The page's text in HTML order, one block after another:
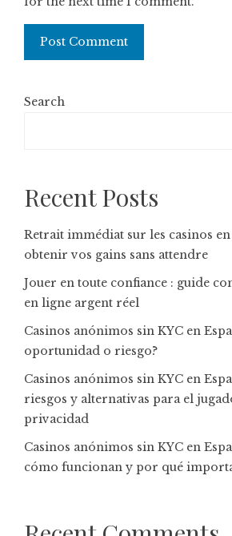
Search
Recent Posts
Retrait immédiat sur les casinos
obtenir vos gains sans attendre
Jouer en toute confiance : guide
en ligne argent réel
Casinos anónimos sin KYC en
oportunidad o riesgo?
Casinos anónimos sin KYC en
riesgos y alternativas para el
privacidad
Casinos anónimos sin KYC en
cómo funcionan y por qué